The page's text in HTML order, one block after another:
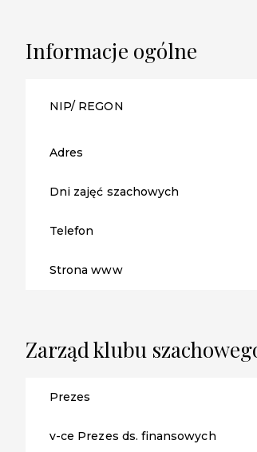
Informacje ogólne
NIP/ REGON
Adres
Dni zajęć szachowych
Telefon
Strona www
Zarząd klubu
Prezes
v-ce Prezes ds. finansowych